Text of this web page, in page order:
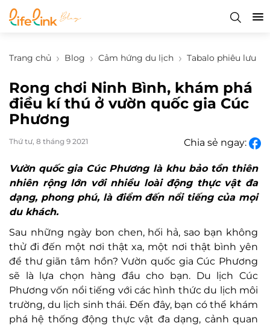
Trang chủ Blog Cảm hứng du lịch Tabalo phiêu lưu
Rong chơi Ninh Bình, khám phá
điều kí thú ở vườn quốc gia Cúc
Phương
Thứ tư, 8 tháng 9 2021 Chia sẻ ngay:
Vườn quốc gia Cúc Phương là khu bảo tồn thiên
nhiên rộng lớn với nhiều loài động thực vật đa
dạng, phong phú, là điểm đến nổi tiếng của mọi
du khách.
Sau những ngày bon chen, hối hả, sao bạn không
thử đi đến một nơi thật xa, một nơi thật bình yên
để thư giãn tâm hồn? Vườn quốc gia Cúc Phương
sẽ là lựa chọn hàng đầu cho bạn. Du lịch Cúc
Phương vốn nổi tiếng với các hình thức du lịch môi
trường, du lịch sinh thái. Đến đây, bạn có thể khám
phá hệ thống động thực vật đa dạng, cảnh quan